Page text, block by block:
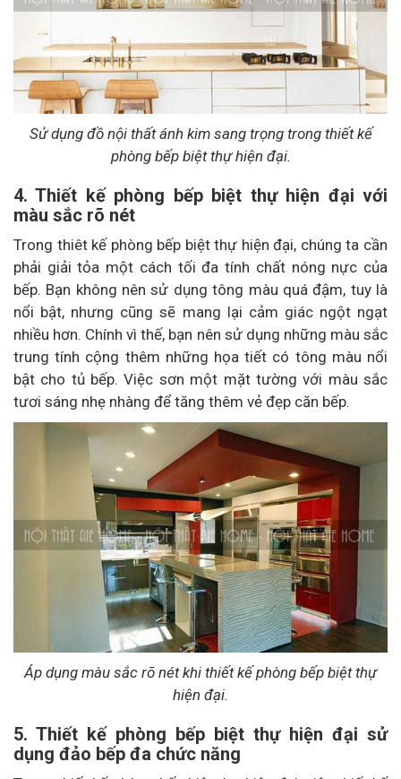
Sử dụng đồ nội thất ánh kim sang trọng trong thiết kế
phòng bếp biệt thự hiện đại.
4. Thiết kế phòng bếp biệt thự hiện đại với
màu sắc rõ nét
Trong thiêt kế phòng bếp biệt thự hiện đại, chúng ta cần
phải giải tỏa một cách tối đa tính chất nóng nực của
bếp. Bạn không nên sử dụng tông màu quá đậm, tuy là
nổi bật, nhưng cũng sẽ mang lại cảm giác ngột ngạt
nhiều hơn. Chính vì thế, bạn nên sử dụng những màu sắc
trung tính cộng thêm những họa tiết có tông màu nổi
bật cho tủ bếp. Việc sơn một mặt tường với màu sắc
tươi sáng nhẹ nhàng để tăng thêm vẻ đẹp căn bếp.
Áp dụng màu sắc rõ nét khi thiết kế phòng bếp biệt thự
hiện đại.
5. Thiết kế phòng bếp biệt thự hiện đại sử
dụng đảo bếp đa chức năng